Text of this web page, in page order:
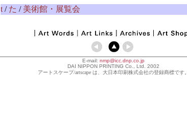
t/ た / 美術館・展覧会
E-mail: nmp@icc.dnp.co.jp
DAI NIPPON PRINTING Co., Ltd. 2002
アートスケープ/artscape は、大日本印刷株式会社の登録商標です。